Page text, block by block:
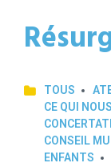
TOUS
CE QUI
CONSEIL
ENFANTS